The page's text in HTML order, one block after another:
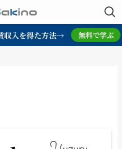
収入を得た方法→ 無料で学ぶ